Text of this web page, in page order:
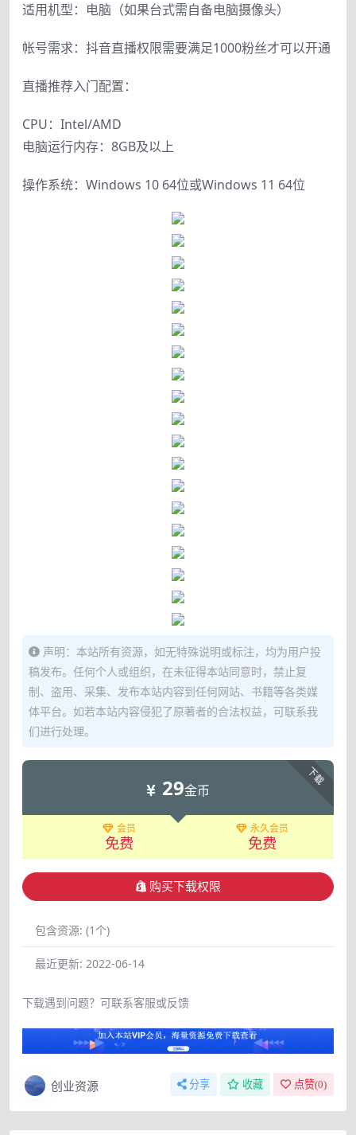
适用机型：电脑（如果台式需自备电脑摄像头）
帐号需求：抖音直播权限需要满足1000粉丝才可以开通
直播推荐入门配置：
CPU：Intel/AMD
电脑运行内存：8GB及以上
操作系统：Windows 10 64位或Windows 11 64位
声明：本站所有资源，如无特殊说明或标注，均为用户投
稿发布。任何个人或组织，在未征得本站同意时，禁止复
制、盗用、采集、发布本站内容到任何网站、书籍等各类媒
体平台。如若本站内容侵犯了原著者的合法权益，可联系我
们进行处理。
下载
29金币
会员
免费
永久会员
免费
购买下载权限
包含资源: (1个)
最近更新: 2022-06-14
下载遇到问题？可联系客服或反馈
创业资源 分享 收藏 点赞(0)